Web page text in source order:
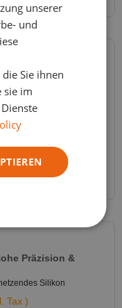
Für Formen Aus
– 2 Komponenten
Tax )
Präzision &
Silikon
Tax )
unserer
und
Sie ihnen
sie im